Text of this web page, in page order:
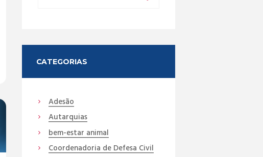
CATEGORIAS
Adesão
Autarquias
bem-estar animal
Coordenadoria de Defesa Civil